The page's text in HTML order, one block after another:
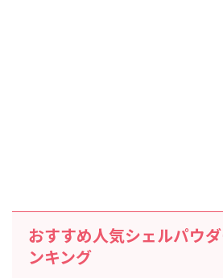
おすすめ人気シェルパウ
ンキング